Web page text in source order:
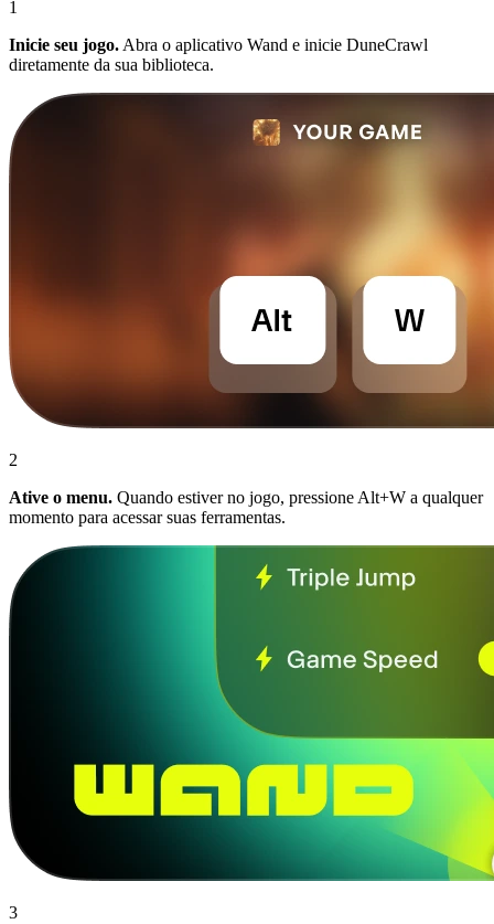
1
Inicie seu jogo. Abra o aplicativo Wand e inicie DuneCrawl
diretamente da sua biblioteca.
2
Ative o menu. Quando estiver no jogo, pressione Alt+W a qualquer
momento para acessar suas ferramentas.
3